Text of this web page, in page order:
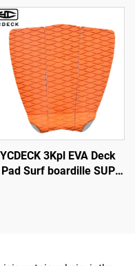
5mm Paksu
Epäsliipuisuus Meri
Lattiaus Matto
YCDECK 3Kpl EVA Deck
Pad Surf boardille SUP